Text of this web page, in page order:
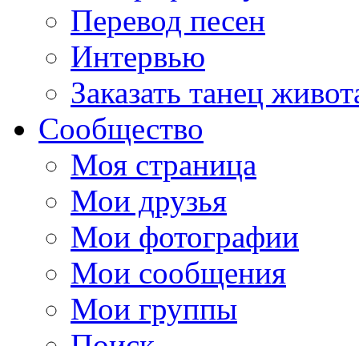
Перевод песен
Интервью
Заказать танец
Сообщество
Моя страница
Мои друзья
Мои фотографии
Мои сообщения
Мои группы